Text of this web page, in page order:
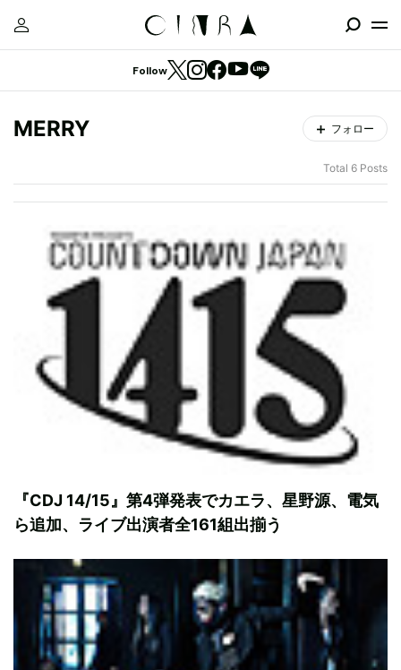
Follow
MERRY フォロー
Total 6 Posts
『CDJ 14/15』第4弾発表でカエラ、星野源、電気
ら追加、ライブ出演者全161組出揃う